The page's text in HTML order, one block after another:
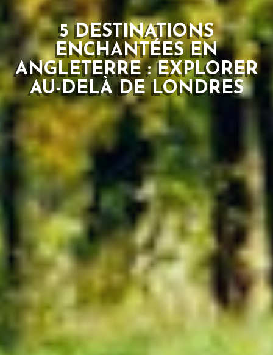
5 DESTINATIONS
ENCHANTÉES EN
ANGLETERRE : EXPLORER
AU-DELÀ DE LONDRES